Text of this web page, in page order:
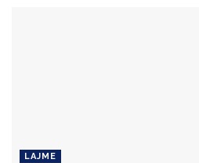
LAJME